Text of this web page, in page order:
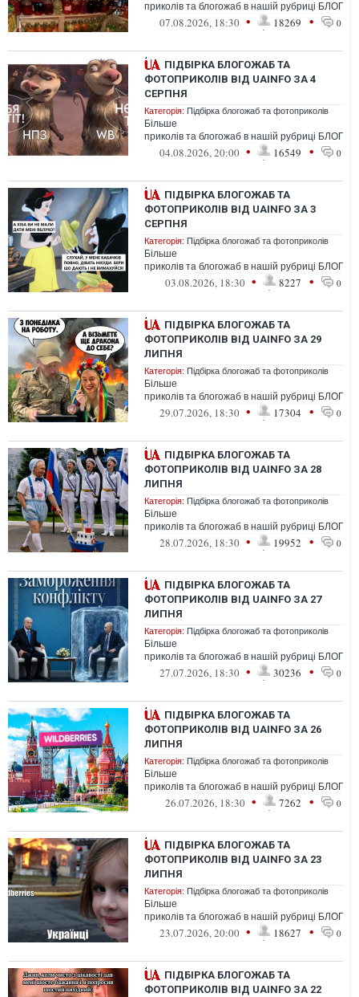
приколів та блогожаб в нашій рубриці
07.08.2026, 18:30 • 18269 • 0
ПІДБІРКА БЛОГОЖАБ ТА
ФОТОПРИКОЛІВ ВІД UAINFO ЗА 4
СЕРПНЯ
Категорія: Підбірка блогожаб та фотоприколів
Більше
приколів та блогожаб в нашій рубриці
04.08.2026, 20:00 • 16549 • 0
ПІДБІРКА БЛОГОЖАБ ТА
ФОТОПРИКОЛІВ ВІД UAINFO ЗА 3
СЕРПНЯ
Категорія: Підбірка блогожаб та фотоприколів
Більше
приколів та блогожаб в нашій рубриці
03.08.2026, 18:30 • 8227 • 0
ПІДБІРКА БЛОГОЖАБ ТА
ФОТОПРИКОЛІВ ВІД UAINFO ЗА 29
ЛИПНЯ
Категорія: Підбірка блогожаб та фотоприколів
Більше
приколів та блогожаб в нашій рубриці
29.07.2026, 18:30 • 17304 • 0
ПІДБІРКА БЛОГОЖАБ ТА
ФОТОПРИКОЛІВ ВІД UAINFO ЗА 28
ЛИПНЯ
Категорія: Підбірка блогожаб та фотоприколів
Більше
приколів та блогожаб в нашій рубриці
28.07.2026, 18:30 • 19952 • 0
ПІДБІРКА БЛОГОЖАБ ТА
ФОТОПРИКОЛІВ ВІД UAINFO ЗА 27
ЛИПНЯ
Категорія: Підбірка блогожаб та фотоприколів
Більше
приколів та блогожаб в нашій рубриці
27.07.2026, 18:30 • 30236 • 0
ПІДБІРКА БЛОГОЖАБ ТА
ФОТОПРИКОЛІВ ВІД UAINFO ЗА 26
ЛИПНЯ
Категорія: Підбірка блогожаб та фотоприколів
Більше
приколів та блогожаб в нашій рубриці
26.07.2026, 18:30 • 7262 • 0
ПІДБІРКА БЛОГОЖАБ ТА
ФОТОПРИКОЛІВ ВІД UAINFO ЗА 23
ЛИПНЯ
Категорія: Підбірка блогожаб та фотоприколів
Більше
приколів та блогожаб в нашій рубриці
23.07.2026, 20:00 • 18627 • 0
ПІДБІРКА БЛОГОЖАБ ТА
ФОТОПРИКОЛІВ ВІД UAINFO ЗА 22